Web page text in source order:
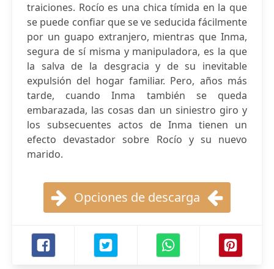
traiciones. Rocío es una chica tímida en la que
se puede confiar que se ve seducida fácilmente
por un guapo extranjero, mientras que Inma,
segura de sí misma y manipuladora, es la que
la salva de la desgracia y de su inevitable
expulsión del hogar familiar. Pero, años más
tarde, cuando Inma también se queda
embarazada, las cosas dan un siniestro giro y
los subsecuentes actos de Inma tienen un
efecto devastador sobre Rocío y su nuevo
marido.
Opciones de descarga